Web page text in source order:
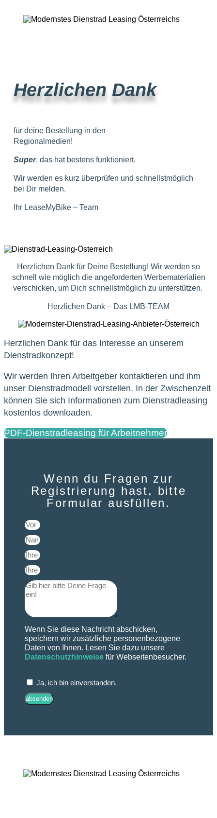
Herzlichen Dank
für deine Bestellung in den
Regionalmedien!
Super, das hat bestens funktioniert.
Wir werden es kurz überprüfen und schnellstmöglich
bei Dir melden.
Ihr LeaseMyBike – Team
Herzlichen Dank für Deine Bestellung! Wir werden so
schnell wie möglich die angeforderten Werbematerialien
verschicken, um Dich schnellstmöglich zu unterstützen.
Herzlichen Dank – Das LMB-TEAM
Herzlichen Dank für das Interesse an unserem
Dienstradkonzept!
Wir werden Ihren Arbeitgeber kontaktieren und ihm
unser Dienstradmodell vorstellen. In der Zwischenzeit
können Sie sich Informationen zum Dienstradleasing
kostenlos downloaden.
PDF-Dienstradleasing für Arbeitnehmer
Wenn du Fragen zur
Registrierung hast, bitte
Formular ausfüllen.​
Wenn Sie diese Nachricht abschicken,
speichern wir zusätzliche personenbezogene
Daten von Ihnen. Lesen Sie dazu unsere
Datenschutzhinweise für Webseitenbesucher.
Ja, ich bin einverstanden.
absenden